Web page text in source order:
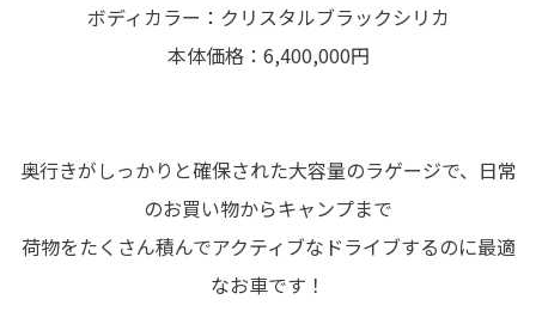
ボディカラー：クリスタルブラックシリカ
本体価格：6,400,000円
奥行きがしっかりと確保された大容量のラゲージで、日常
のお買い物からキャンプまで
荷物をたくさん積んでアクティブなドライブするのに最適
なお車です！